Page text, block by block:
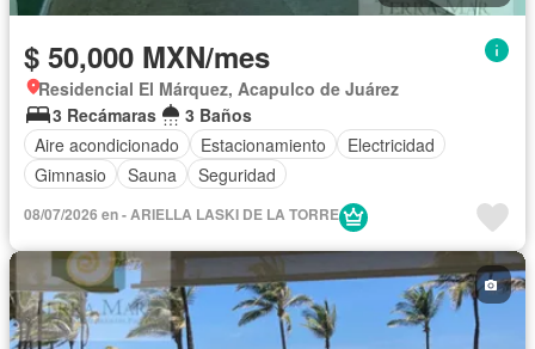
$ 50,000 MXN/mes
Residencial El Márquez, Acapulco de Juárez
3 Recámaras
3 Baños
Aire acondicionado
Estacionamiento
Electricidad
Gimnasio
Sauna Seguridad
08/07/2026 en - ARIELLA LASKI DE LA TORRE